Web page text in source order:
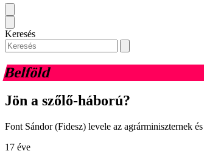
Keresés
Belföld
Jön a szőlő-háború?
Font Sándor (Fidesz) levele az agrárminiszternek
17 éve